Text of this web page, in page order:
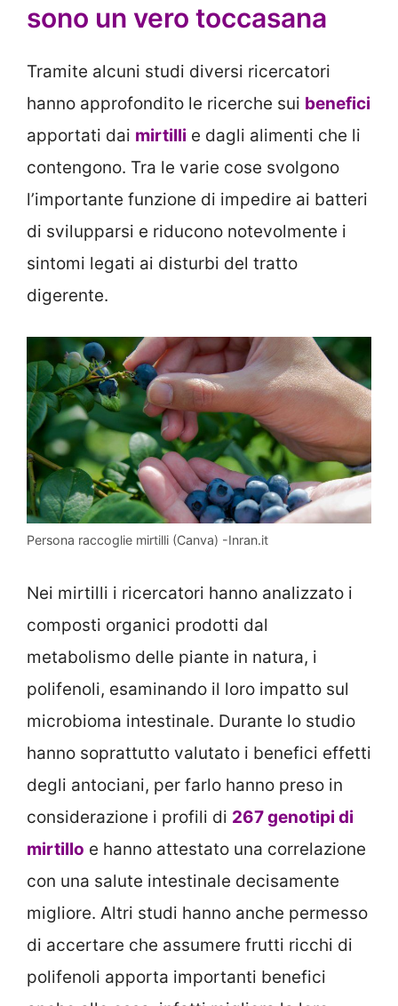
sono un vero toccasana
Tramite alcuni studi diversi ricercatori
hanno approfondito le ricerche sui benefici
apportati dai mirtilli e dagli alimenti che li
contengono. Tra le varie cose svolgono
l’importante funzione di impedire ai batteri
di svilupparsi e riducono notevolmente i
sintomi legati ai disturbi del tratto
digerente.
Persona raccoglie mirtilli (Canva) -Inran.it
Nei mirtilli i ricercatori hanno analizzato i
composti organici prodotti dal
metabolismo delle piante in natura, i
polifenoli, esaminando il loro impatto sul
microbioma intestinale. Durante lo studio
hanno soprattutto valutato i benefici effetti
degli antociani, per farlo hanno preso in
considerazione i profili di 267 genotipi di
mirtillo e hanno attestato una correlazione
con una salute intestinale decisamente
migliore. Altri studi hanno anche permesso
di accertare che assumere frutti ricchi di
polifenoli apporta importanti benefici